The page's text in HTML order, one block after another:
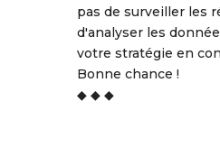
pas de surveiller les
d'analyser les
votre stratégie en
Bonne chance !
◆ ◆ ◆